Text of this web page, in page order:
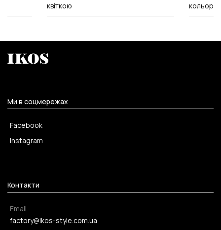
квіткою
кольору
Ми в соцмережах
Facebook
Instagram
Контакти
Email
factory@ikos-style.com.ua